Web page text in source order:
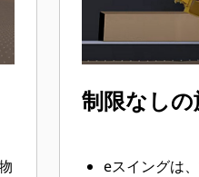
制限なしの
eスイングは